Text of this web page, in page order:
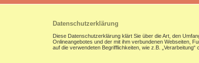
Datenschutzerklärung
Diese Datenschutzerklärung klärt Sie über die Art, den
Onlineangebotes und der mit ihm verbundenen Webseiten,
auf die verwendeten Begrifflichkeiten, wie z.B.